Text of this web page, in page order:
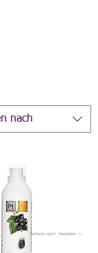
nach
Sortieren nach: Neuheiten